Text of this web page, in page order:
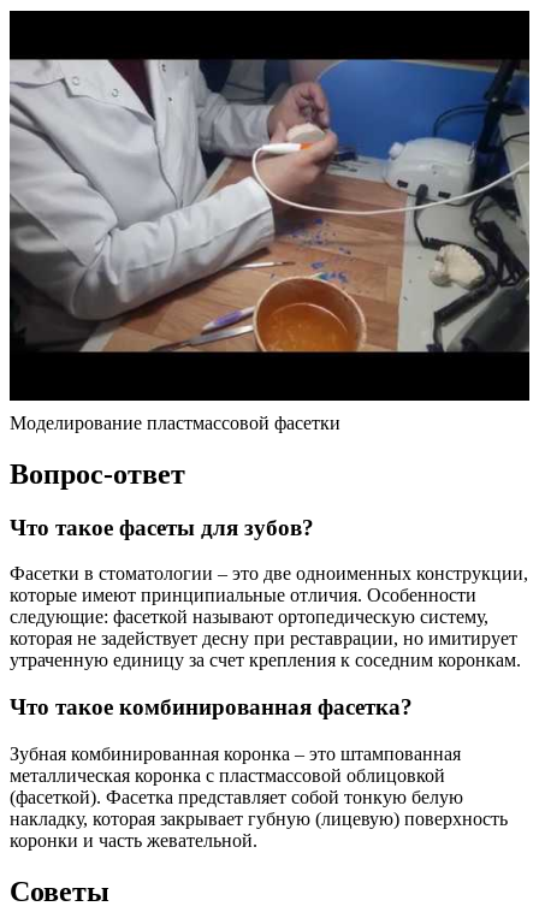
Моделирование пластмассовой фасетки
Вопрос-ответ
Что такое фасеты для зубов?
Фасетки в стоматологии – это две одноименных конструкции,
которые имеют принципиальные отличия. Особенности
следующие: фасеткой называют ортопедическую систему,
которая не задействует десну при реставрации, но имитирует
утраченную единицу за счет крепления к соседним коронкам.
Что такое комбинированная фасетка?
Зубная комбинированная коронка – это штампованная
металлическая коронка с пластмассовой облицовкой
(фасеткой). Фасетка представляет собой тонкую белую
накладку, которая закрывает губную (лицевую) поверхность
коронки и часть жевательной.
Советы